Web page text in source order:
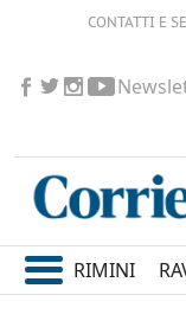
CONTATTI E
RIMINI